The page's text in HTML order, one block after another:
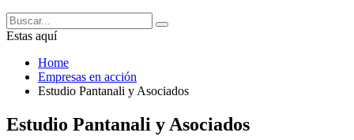
Estas aquí
Home
Empresas en acción
Estudio Pantanali y Asociados
Estudio Pantanali y Asociados